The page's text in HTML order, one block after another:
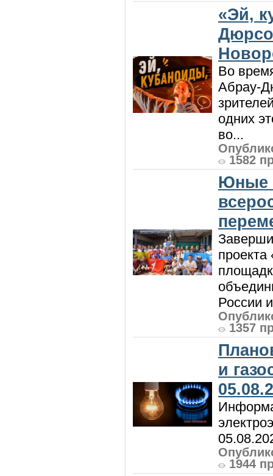
«Эй,
Во
Абрау-
одних
во...
1582
Юные
России
1357
и
1944